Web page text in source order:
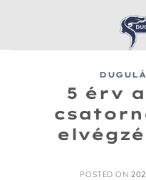
5 érv
POSTED ON